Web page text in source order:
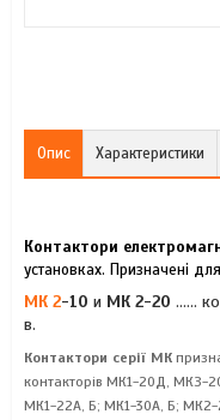
Опис Характеристики
Контактори
установках. Призначені
МК 2-10 и МК 2-20 ......
в.
Контактори серії МК
контакторів МК1-20Д, МКЗ-
МК1-22А, Б; МК1-30А, Б; МК2-